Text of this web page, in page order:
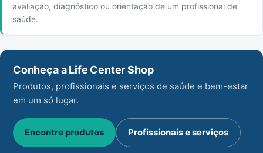
avaliação, diagnóstico ou orientação de um profissional de
saúde.
Conheça a Life Center Shop
Produtos, profissionais e serviços de saúde e bem-estar
em um só lugar.
Encontre produtos Profissionais e serviços